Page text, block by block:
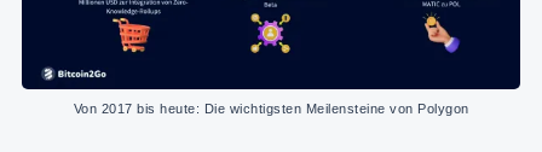
Von 2017 bis heute: Die wichtigsten Meilensteine von Polygon